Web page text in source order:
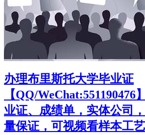
办理布里斯托大学毕业证
【QQ/WeChat:551190476
业证、成绩单，实体公司
量保证，可视频看样本工